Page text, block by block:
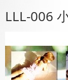
LLL-006